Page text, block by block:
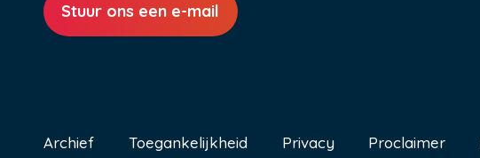
Stuur ons een e-mail
Archief Toegankelijkheid Privacy Proclaimer